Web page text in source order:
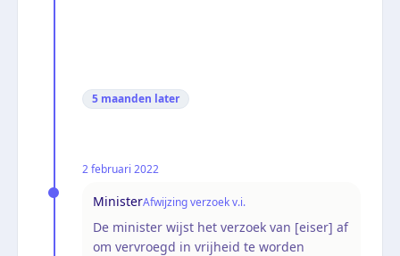
5 maanden later
2 februari 2022
MinisterAfwijzing verzoek v.i.
De minister wijst het verzoek van [eiser] af
om vervroegd in vrijheid te worden